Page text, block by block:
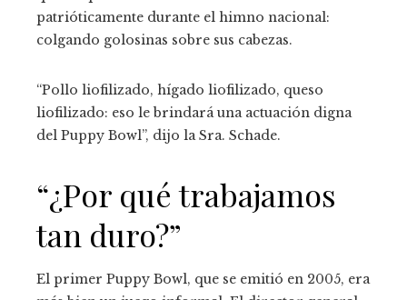
patrióticamente durante el himno nacional:
colgando golosinas sobre sus cabezas.
“Pollo liofilizado, hígado liofilizado, queso
liofilizado: eso le brindará una actuación digna
del Puppy Bowl”, dijo la Sra. Schade.
“¿Por qué trabajamos
tan duro?”
El primer Puppy Bowl, que se emitió en 2005, era